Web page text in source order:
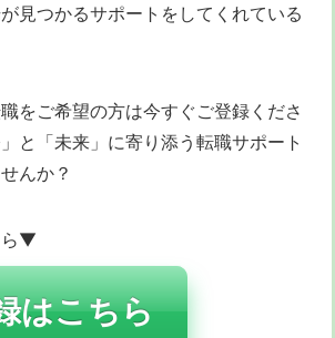
見つかるサポートをしてくれている
をご希望の方は今すぐご登録くださ
と「未来」に寄り添う転職サポート
んか？
ら▼
はこちら